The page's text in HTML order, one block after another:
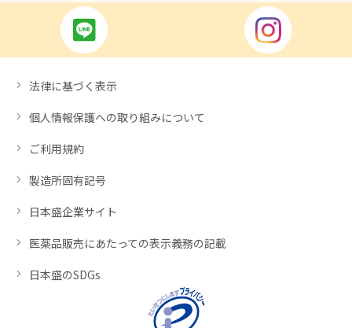
法律に基づく表示
個人情報保護への取り組みについて
ご利用規約
製造所固有記号
日本盛企業サイト
医薬品販売にあたっての表示義務の記載
日本盛のSDGs